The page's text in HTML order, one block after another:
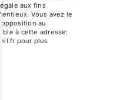
aux fins
Vous avez le
au
à cette adresse:
pour plus